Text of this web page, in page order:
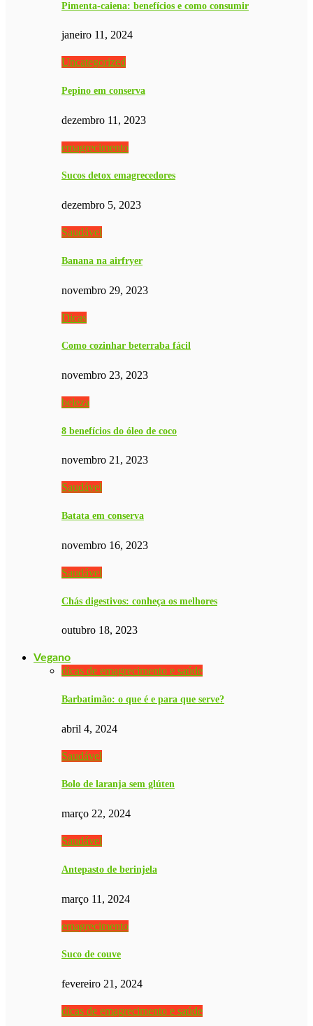
Pimenta-caiena: benefícios e como consumir
janeiro 11, 2024
Uncategorized
Pepino em conserva
dezembro 11, 2023
emagrecimento
Sucos detox emagrecedores
dezembro 5, 2023
Saudável
Banana na airfryer
novembro 29, 2023
Dicas
Como cozinhar beterraba fácil
novembro 23, 2023
beleza
8 benefícios do óleo de coco
novembro 21, 2023
Saudável
Batata em conserva
novembro 16, 2023
Saudável
Chás digestivos: conheça os melhores
outubro 18, 2023
Vegano
dicas de emagrecimento e saúde
Barbatimão: o que é e para que serve?
abril 4, 2024
Saudável
Bolo de laranja sem glúten
março 22, 2024
Saudável
Antepasto de berinjela
março 11, 2024
emagrecimento
Suco de couve
fevereiro 21, 2024
dicas de emagrecimento e saúde